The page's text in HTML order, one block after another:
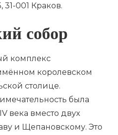
31-001 Краков.
собор
комплекс
королевском
столице.
была
века вместо двух
и Щепановскому. Это